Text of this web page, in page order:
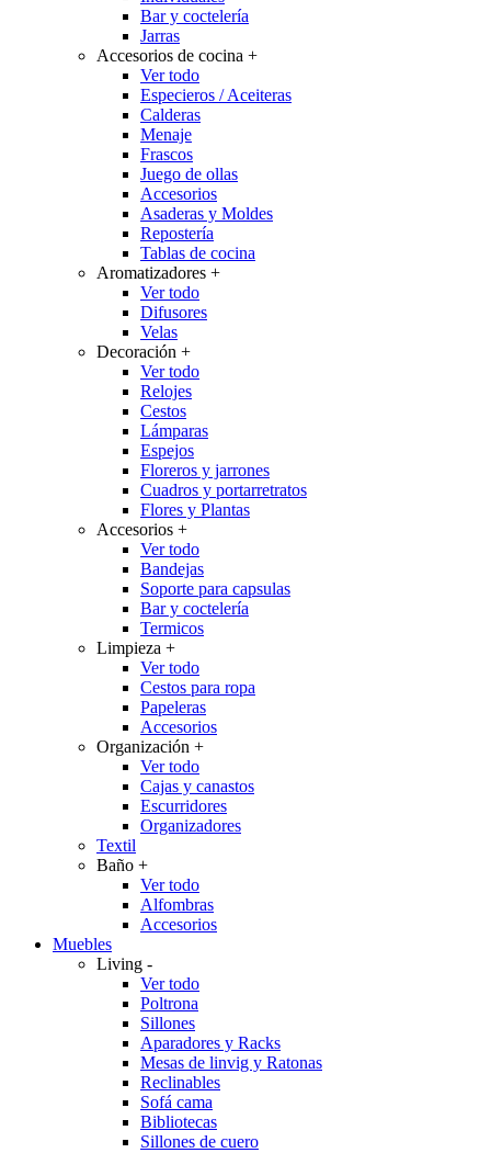
Bar y coctelería
Jarras
Accesorios de cocina +
Ver todo
Especieros / Aceiteras
Calderas
Menaje
Frascos
Juego de ollas
Accesorios
Asaderas y Moldes
Repostería
Tablas de cocina
Aromatizadores +
Ver todo
Difusores
Velas
Decoración +
Ver todo
Relojes
Cestos
Lámparas
Espejos
Floreros y jarrones
Cuadros y portarretratos
Flores y Plantas
Accesorios +
Ver todo
Bandejas
Soporte para capsulas
Bar y coctelería
Termicos
Limpieza +
Ver todo
Cestos para ropa
Papeleras
Accesorios
Organización +
Ver todo
Cajas y canastos
Escurridores
Organizadores
Textil
Baño +
Ver todo
Alfombras
Accesorios
Muebles
Living -
Ver todo
Poltrona
Sillones
Aparadores y Racks
Mesas de linvig y Ratonas
Reclinables
Sofá cama
Bibliotecas
Sillones de cuero